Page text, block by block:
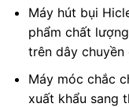
Máy hút bụi
phẩm chất
trên dây chuyền
Máy móc chắc
xuất khẩu sang